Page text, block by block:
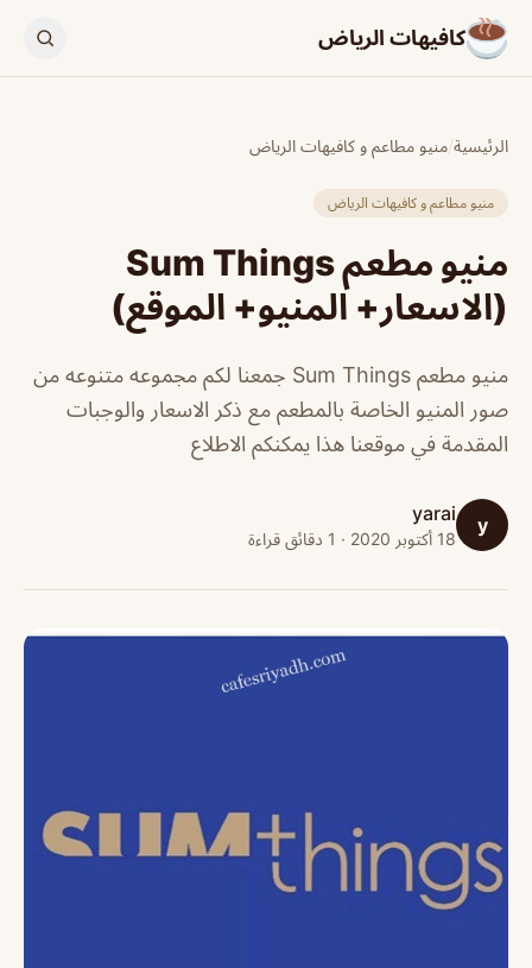
كافيهات الرياض
الرئيسية/منيو مطاعم و كافيهات الرياض
منيو مطاعم و كافيهات الرياض
منيو مطعم Sum Things
(الاسعار+ المنيو+ الموقع)
منيو مطعم Sum Things جمعنا لكم مجموعه متنوعه من
صور المنيو الخاصة بالمطعم مع ذكر الاسعار والوجبات
المقدمة في موقعنا هذا يمكنكم الاطلاع
y
yarai
18 أكتوبر 2020 · 1 دقائق قراءة